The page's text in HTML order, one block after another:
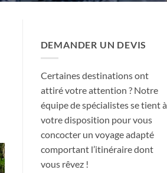
DEMANDER UN DEVIS
Certaines destinations ont
attiré votre attention ? Notre
équipe de spécialistes se tient à
votre disposition pour vous
concocter un voyage adapté
comportant l’itinéraire dont
vous rêvez !